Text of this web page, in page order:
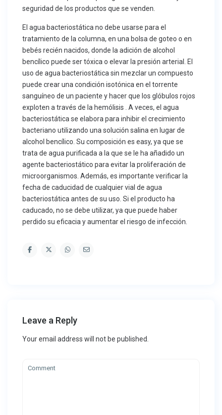
seguridad de los productos que se venden.
El agua bacteriostática no debe usarse para el
tratamiento de la columna, en una bolsa de goteo o en
bebés recién nacidos, donde la adición de alcohol
bencílico puede ser tóxica o elevar la presión arterial. El
uso de agua bacteriostática sin mezclar un compuesto
puede crear una condición isotónica en el torrente
sanguíneo de un paciente y hacer que los glóbulos rojos
exploten a través de la hemólisis . A veces, el agua
bacteriostática se elabora para inhibir el crecimiento
bacteriano utilizando una solución salina en lugar de
alcohol bencílico. Su composición es easy, ya que se
trata de agua purificada a la que se le ha añadido un
agente bacteriostático para evitar la proliferación de
microorganismos. Además, es importante verificar la
fecha de caducidad de cualquier vial de agua
bacteriostática antes de su uso. Si el producto ha
caducado, no se debe utilizar, ya que puede haber
perdido su eficacia y aumentar el riesgo de infección.
Leave a Reply
Your email address will not be published.